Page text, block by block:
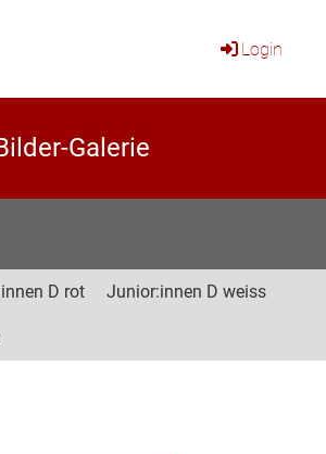
Login
Galerie
D rot Junior:innen D weiss